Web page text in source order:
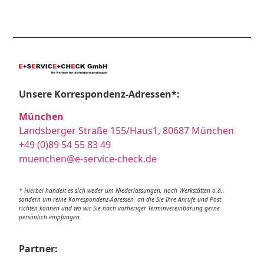
Unsere Korrespondenz-Adressen*:
München
Landsberger Straße 155/Haus1, 80687 München
+49 (0)89 54 55 83 49
muenchen@e-service-check.de
* Hierbei handelt es sich weder um Niederlassungen, noch Werkstätten o.ä.,
sondern um reine Korrespondenz-Adressen, an die Sie Ihre Anrufe und Post
richten können und wo wir Sie nach vorheriger Terminvereinbarung gerne
persönlich empfangen.
Partner: